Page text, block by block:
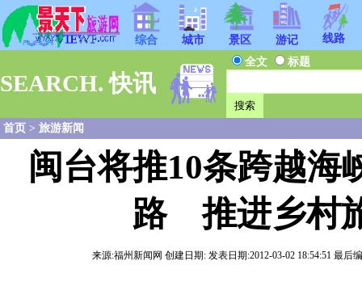
综合 城市 景区 游记 线路
SEARCH. 快讯
全文 标题
首页 > 旅游新闻
闽台将推10条跨越海
路 推进乡村
来源:福州新闻网 创建日期: 发表日期:2012-03-02 18:54:51 最后